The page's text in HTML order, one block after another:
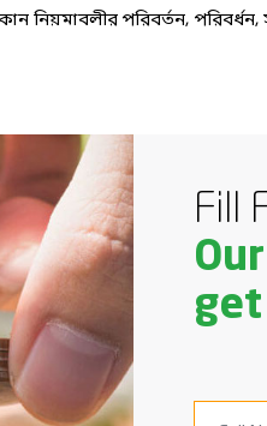
কোন নিয়মাবলীর পরিবর্তন,
Fill